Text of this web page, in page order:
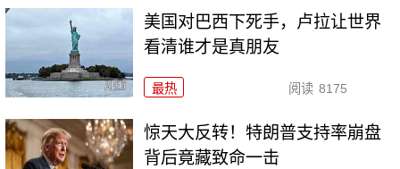
美国对巴西下死手，卢拉让世界
看清谁才是真朋友
最热 阅读 8175
惊天大反转！特朗普支持率崩盘
背后竟藏致命一击